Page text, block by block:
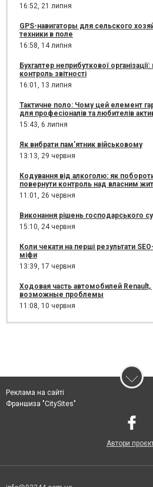
16:52, 21 липня
GPS-навигаторы для сельского
техники в поле
16:58, 14 липня
Бухгалтер неприбуткової
контроль звітності
16:01, 13 липня
Тактичне поло: Чому цей елемент
для професіоналів та любителів
15:43, 6 липня
Як вибрати пам'ятник військовому
13:13, 29 червня
Кодування від алкоголю: як
повернути контроль над власним
11:01, 26 червня
Виконання рішень господарського
15:10, 24 червня
Коли чекати на перші результати
міфи
13:39, 17 червня
Ходовая часть автомобилей Renault,
возможные проблемы
11:08, 10 червня
Реклама на сайті
Франшиза "CitySites"
Автори